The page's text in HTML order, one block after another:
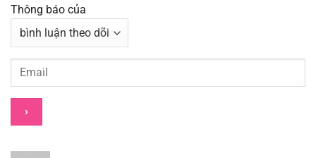
Chapter 150
Chapter 149 09/08/2025
Chapter 148.1
Thông báo của